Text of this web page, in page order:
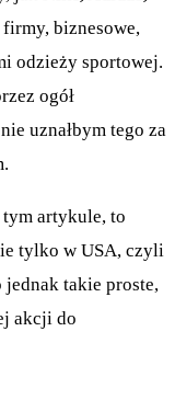
biznesowe,
odzieży sportowej.
ogół
uznałbym tego za
tym artykule, to
tylko w USA, czyli
jednak takie proste,
akcji do